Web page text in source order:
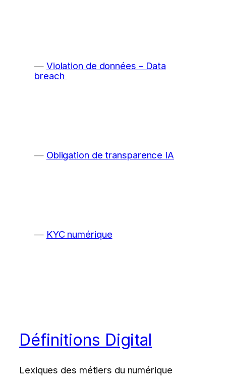
Violation de données – Data
breach
Obligation de transparence IA
KYC numérique
Définitions Digital
Lexiques des métiers du numérique